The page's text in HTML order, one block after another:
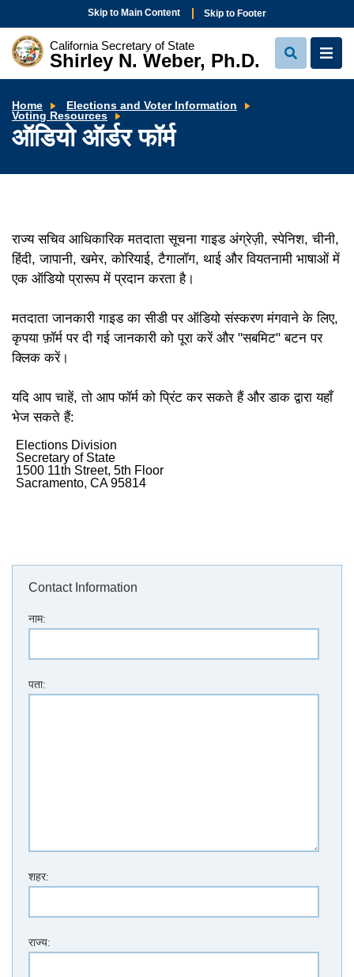
Skip to Main Content Skip to Footer
California Secretary of State
Shirley N. Weber, Ph.D.
View
Search
View
Home
Elections and Voter Information
Voting Resources
फॉर्म
ऑडियो ऑर्डर फॉर्म
राज्य सचिव आधिकारिक मतदाता सूचना गाइड अंग्रेज़ी, स्पेनिश, चीनी,
हिंदी, जापानी, खमेर, कोरियाई, टैगालॉग, थाई और वियतनामी भाषाओं में
एक ऑडियो प्रारूप में प्रदान करता है।
मतदाता जानकारी गाइड का सीडी पर ऑडियो संस्करण मंगवाने के लिए,
कृपया फ़ॉर्म पर दी गई जानकारी को पूरा करें और "सबमिट" बटन पर
क्लिक करें।
यदि आप चाहें, तो आप फॉर्म को प्रिंट कर सकते हैं और डाक द्वारा यहाँ
भेज सकते हैं:
Elections Division
Secretary of State
1500 11th Street, 5th Floor
Sacramento, CA 95814
Contact Information
नाम:
पता:
शहर:
राज्य: